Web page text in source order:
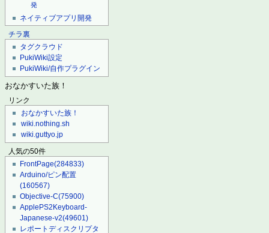
発
ネイティブアプリ開発
チラ裏
タグクラウド
PukiWiki設定
PukiWiki/自作プラグイン
おなかすいた族！
リンク
おなかすいた族！
wiki.nothing.sh
wiki.guttyo.jp
人気の50件
FrontPage(284833)
Arduino/ピン配置
(160567)
Objective-C(75900)
ApplePS2Keyboard-
Japanese-v2(49601)
レポートディスクリプタ